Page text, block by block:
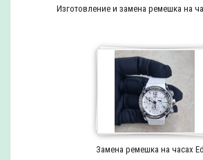
Изготовление и замена ремешка на
Замена ремешка на часах